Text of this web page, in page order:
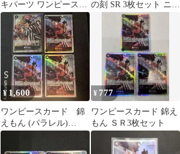
キパーツ ワンピースカ
ード 決戦の刻 錦えも
の刻 SR 3枚セット ニュ
ーゲート サカズキ 錦え
¥ 1,600
ワンピースカード 錦
えもん (パラレル)
OP16-082 ４枚セット
¥ 777
ワンピースカード 錦え
もん ＳＲ3枚セット